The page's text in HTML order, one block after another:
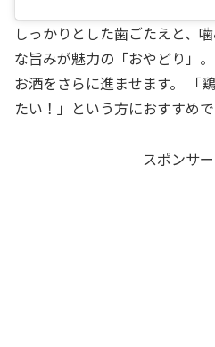
しっかりとした歯ごたえと、
な旨みが魅力の「おやどり」
お酒をさらに進ませます。 「
たい！」という方におすすめで
スポンサ